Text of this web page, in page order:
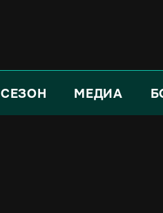
СЕЗОН МЕДИА